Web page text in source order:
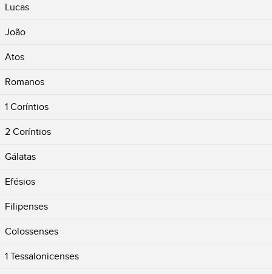
Lucas
João
Atos
Romanos
1 Coríntios
2 Coríntios
Gálatas
Efésios
Filipenses
Colossenses
1 Tessalonicenses